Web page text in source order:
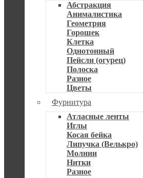
Абстракция
Анималистика
Геометрия
Горошек
Клетка
Однотонный
Пейсли (огурец)
Полоска
Разное
Цветы
Фурнитура
Атласные ленты
Иглы
Косая бейка
Липучка (Велькро)
Молнии
Нитки
Разное